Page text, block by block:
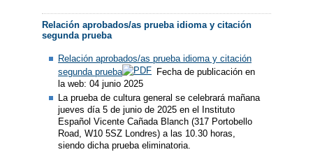
Relación aprobados/as prueba idioma y citación
segunda prueba
Relación aprobados/as prueba idioma y citación
segunda prueba
Fecha de publicación en
la web: 04 junio 2025
La prueba de cultura general se celebrará mañana
jueves día 5 de junio de 2025 en el Instituto
Español Vicente Cañada Blanch (317 Portobello
Road, W10 5SZ Londres) a las 10.30 horas,
siendo dicha prueba eliminatoria.